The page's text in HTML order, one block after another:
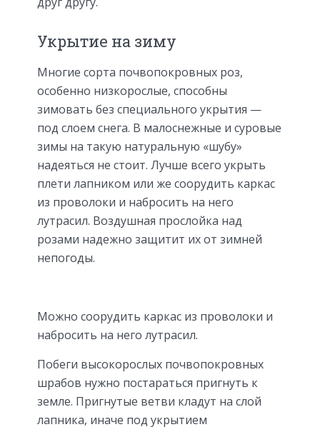
Укрытие на зиму
Многие сорта почвопокровных роз,
особенно низкорослые, способны
зимовать без специального укрытия —
под слоем снега. В малоснежные и суровые
зимы на такую натуральную «шубу»
надеяться не стоит. Лучше всего укрыть
плети лапником или же соорудить каркас
из проволоки и набросить на него
лутрасил. Воздушная прослойка над
розами надежно защитит их от зимней
непогоды.
Можно соорудить каркас из проволоки и
набросить на него лутрасил.
Побеги высокорослых почвопокровных
шрабов нужно постараться пригнуть к
земле. Пригнутые ветви кладут на слой
лапника, иначе под укрытием